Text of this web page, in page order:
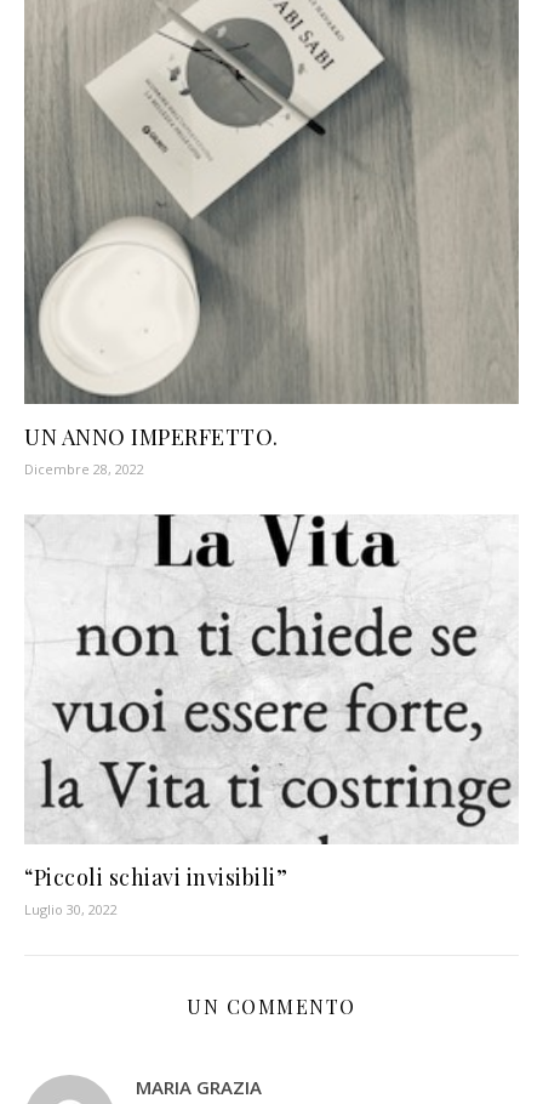
UN ANNO IMPERFETTO.
Dicembre 28, 2022
“Piccoli schiavi invisibili”
Luglio 30, 2022
UN COMMENTO
MARIA GRAZIA